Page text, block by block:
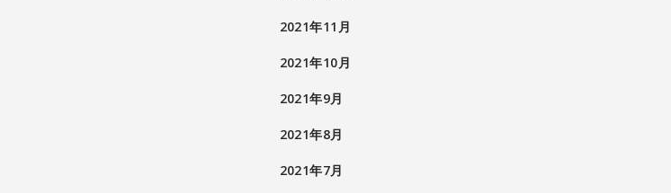
2021年11月
2021年10月
2021年9月
2021年8月
2021年7月